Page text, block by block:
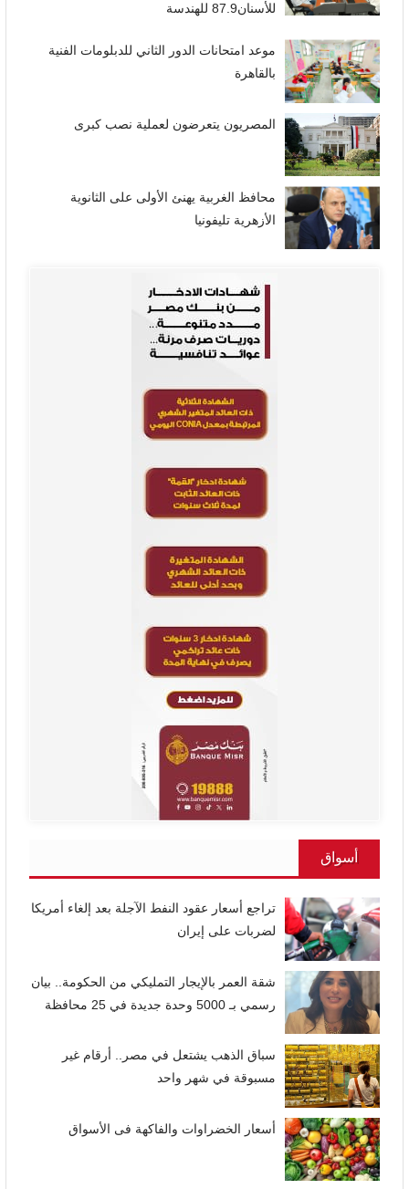
للأسنان87.9 للهندسة
موعد امتحانات الدور الثاني للدبلومات الفنية
بالقاهرة
المصريون يتعرضون لعملية نصب كبرى
محافظ الغربية يهنئ الأولى على الثانوية
الأزهرية تليفونيا
أسواق
تراجع أسعار عقود النفط الآجلة بعد إلغاء أمريكا
لضربات على إيران
شقة العمر بالإيجار التمليكي من الحكومة.. بيان
رسمي بـ 5000 وحدة جديدة في 25 محافظة
سباق الذهب يشتعل في مصر.. أرقام غير
مسبوقة في شهر واحد
أسعار الخضراوات والفاكهة فى الأسواق